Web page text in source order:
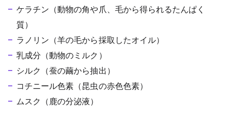
ケラチン（動物の角や爪、毛から得られるたんぱく
質）
ラノリン（羊の毛から採取したオイル）
乳成分（動物のミルク）
シルク（蚕の繭から抽出）
コチニール色素（昆虫の赤色色素）
ムスク（鹿の分泌液）